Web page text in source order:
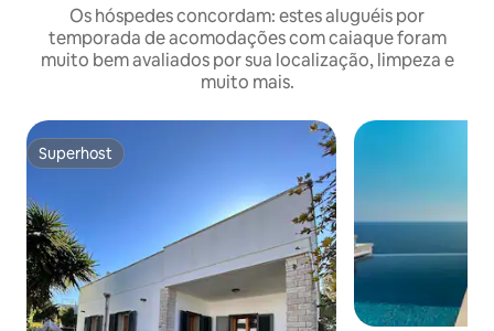
Os hóspedes concordam: estes aluguéis por
temporada de acomodações com caiaque foram
muito bem avaliados por sua localização, limpeza e
muito mais.
Superhost
Superhost